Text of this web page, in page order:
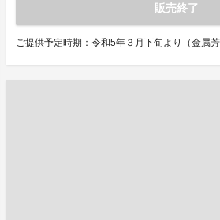
販売終了
ご提供予定時期：令和5年３月下旬より（金属芳